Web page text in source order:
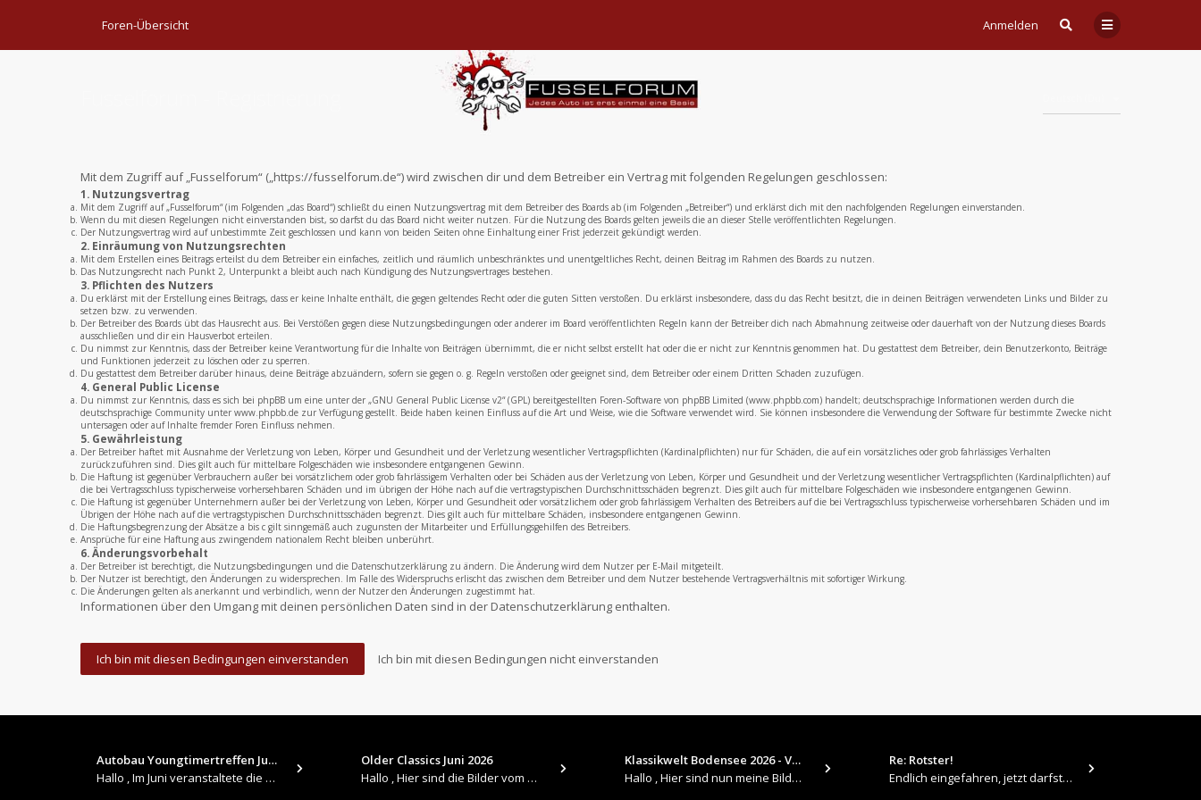
Anmelden
Foren-Übersicht
Mit dem Zugriff auf „Fusselforum“ („https://fusselforum.de“) wird zwischen dir und dem Betreiber ein Vertrag mit folgenden Regelungen geschlossen:
1. Nutzungsvertrag
Mit dem Zugriff auf „Fusselforum“ (im Folgenden „das Board“) schließt du einen Nutzungsvertrag mit dem Betreiber des Boards ab (im Folgenden „Betreiber“) und erklärst dich mit den nachfolgenden Regelungen einverstanden.
Wenn du mit diesen Regelungen nicht einverstanden bist, so darfst du das Board nicht weiter nutzen. Für die Nutzung des Boards gelten jeweils die an dieser Stelle veröffentlichten Regelungen.
Der Nutzungsvertrag wird auf unbestimmte Zeit geschlossen und kann von beiden Seiten ohne Einhaltung einer Frist jederzeit gekündigt werden.
2. Einräumung von Nutzungsrechten
Mit dem Erstellen eines Beitrags erteilst du dem Betreiber ein einfaches, zeitlich und räumlich unbeschränktes und unentgeltliches Recht, deinen Beitrag im Rahmen des Boards zu nutzen.
Das Nutzungsrecht nach Punkt 2, Unterpunkt a bleibt auch nach Kündigung des Nutzungsvertrages bestehen.
3. Pflichten des Nutzers
Du erklärst mit der Erstellung eines Beitrags, dass er keine Inhalte enthält, die gegen geltendes Recht oder die guten Sitten verstoßen. Du erklärst insbesondere, dass du das Recht besitzt, die in deinen Beiträgen verwendeten Links und Bilder zu
setzen bzw. zu verwenden.
Der Betreiber des Boards übt das Hausrecht aus. Bei Verstößen gegen diese Nutzungsbedingungen oder anderer im Board veröffentlichten Regeln kann der Betreiber dich nach Abmahnung zeitweise oder dauerhaft von der Nutzung dieses Boards
ausschließen und dir ein Hausverbot erteilen.
Du nimmst zur Kenntnis, dass der Betreiber keine Verantwortung für die Inhalte von Beiträgen übernimmt, die er nicht selbst erstellt hat oder die er nicht zur Kenntnis genommen hat. Du gestattest dem Betreiber, dein Benutzerkonto, Beiträge
und Funktionen jederzeit zu löschen oder zu sperren.
Du gestattest dem Betreiber darüber hinaus, deine Beiträge abzuändern, sofern sie gegen o. g. Regeln verstoßen oder geeignet sind, dem Betreiber oder einem Dritten Schaden zuzufügen.
4. General Public License
Du nimmst zur Kenntnis, dass es sich bei phpBB um eine unter der „GNU General Public License v2“ (GPL) bereitgestellten Foren-Software von phpBB Limited (www.phpbb.com) handelt; deutschsprachige Informationen werden durch die
deutschsprachige Community unter www.phpbb.de zur Verfügung gestellt. Beide haben keinen Einfluss auf die Art und Weise, wie die Software verwendet wird. Sie können insbesondere die Verwendung der Software für bestimmte Zwecke nicht
untersagen oder auf Inhalte fremder Foren Einfluss nehmen.
5. Gewährleistung
Der Betreiber haftet mit Ausnahme der Verletzung von Leben, Körper und Gesundheit und der Verletzung wesentlicher Vertragspflichten (Kardinalpflichten) nur für Schäden, die auf ein vorsätzliches oder grob fahrlässiges Verhalten
zurückzuführen sind. Dies gilt auch für mittelbare Folgeschäden wie insbesondere entgangenen Gewinn.
Die Haftung ist gegenüber Verbrauchern außer bei vorsätzlichem oder grob fahrlässigem Verhalten oder bei Schäden aus der Verletzung von Leben, Körper und Gesundheit und der Verletzung wesentlicher Vertragspflichten (Kardinalpflichten) auf
die bei Vertragsschluss typischerweise vorhersehbaren Schäden und im übrigen der Höhe nach auf die vertragstypischen Durchschnittsschäden begrenzt. Dies gilt auch für mittelbare Folgeschäden wie insbesondere entgangenen Gewinn.
Die Haftung ist gegenüber Unternehmern außer bei der Verletzung von Leben, Körper und Gesundheit oder vorsätzlichem oder grob fahrlässigem Verhalten des Betreibers auf die bei Vertragsschluss typischerweise vorhersehbaren Schäden und im
Übrigen der Höhe nach auf die vertragstypischen Durchschnittsschäden begrenzt. Dies gilt auch für mittelbare Schäden, insbesondere entgangenen Gewinn.
Die Haftungsbegrenzung der Absätze a bis c gilt sinngemäß auch zugunsten der Mitarbeiter und Erfüllungsgehilfen des Betreibers.
Ansprüche für eine Haftung aus zwingendem nationalem Recht bleiben unberührt.
6. Änderungsvorbehalt
Der Betreiber ist berechtigt, die Nutzungsbedingungen und die Datenschutzerklärung zu ändern. Die Änderung wird dem Nutzer per E-Mail mitgeteilt.
Der Nutzer ist berechtigt, den Änderungen zu widersprechen. Im Falle des Widerspruchs erlischt das zwischen dem Betreiber und dem Nutzer bestehende Vertragsverhältnis mit sofortiger Wirkung.
Die Änderungen gelten als anerkannt und verbindlich, wenn der Nutzer den Änderungen zugestimmt hat.
Informationen über den Umgang mit deinen persönlichen Daten sind in der Datenschutzerklärung enthalten.
Autobau Youngtimertreffen Jun…
Hallo , Im Juni veranstaltete die Autobau in Romanshorn auf ihrem Gelände ein kleines Youngtimertreffen : https://up.
Older Classics Juni 2026
​Hallo , Hier sind die Bilder vom Older Classics im Juni 2026 : https://up.picr.de/51155940wd.jpg https://up.pic
Klassikwelt Bodensee 2026 - V…
Hallo , Hier sind nun meine Bilder 2026er Klassikwelt Bodensee 😀 https://up.picr.de/51125547rb.jpg https://up.pi
Re: Rotster!
Endlich eingefahren, jetzt darfste Vollgas geben 👍